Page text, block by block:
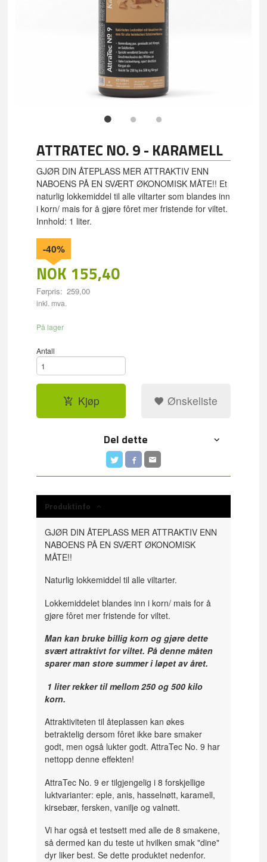
ATTRATEC NO. 9 - KARAMELL
GJØR DIN ÅTEPLASS MER ATTRAKTIV ENN
NABOENS PÅ EN SVÆRT ØKONOMISK MÅTE!! Et
naturlig lokkemiddel til alle viltarter som blandes inn
i korn/ mais for å gjøre fôret mer fristende for viltet.
Innhold: 1 liter.
NOK 155,40
Førpris: 259,00
Rabatt
-40%
inkl. mva.
På lager
Antall
Kjøp Ønskeliste
Del dette
Produktinfo
GJØR DIN ÅTEPLASS MER ATTRAKTIV ENN
NABOENS PÅ EN SVÆRT ØKONOMISK
MÅTE!!
Naturlig lokkemiddel til alle viltarter.
Lokkemiddelet blandes inn i korn/ mais for å
gjøre fôret mer fristende for viltet.
Man kan bruke billig korn og gjøre dette
svært attraktivt for viltet. På denne måten
sparer man store summer i løpet av året.
1 liter rekker til mellom 250 og 500 kilo
korn.
Attraktiviteten til åteplassen kan økes
betraktelig dersom fôret ikke bare smaker
godt, men også lukter godt. AttraTec No. 9 har
nettopp denne effekten!
AttraTec No. 9 er tilgjengelig i 8 forskjellige
luktvarianter: eple, anis, hasselnøtt, karamell,
kirsebær, fersken, vanilje og valnøtt.
Vi har også et testsett med alle de 8 smakene,
så dermed kan du teste ut hvilken smak "dine"
dyr liker best. Se dette produktet nedenfor.